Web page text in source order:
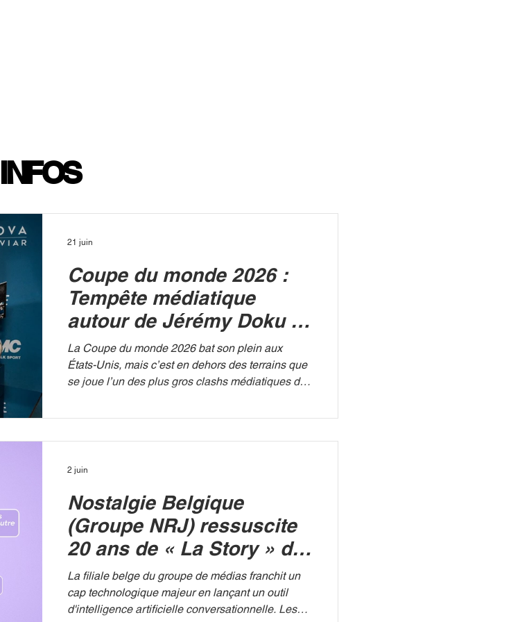
INFOS
Coupe du monde 2026 :
Tempête médiatique
autour de Jérémy Doku et
de la journaliste France
Pierron
La Coupe du monde 2026 bat son plein aux
États-Unis, mais c’est en dehors des terrains que
se joue l’un des plus gros clashs médiatiques de
l’attaquant star de la sélection belge, Jérémy
suite aux déclarations de l'animatrice, qui a
temporairement le rassemblement des Diables
Rouges pour as
21 juin
Nostalgie Belgique
(Groupe NRJ) ressuscite
20 ans de « La Story » de
Brice Depasse grâce à
une IA interactive
La filiale belge du groupe de médias franchit un
cap technologique majeur en lançant un outil
d'intelligence artificielle conversationnelle. Les
2 juin